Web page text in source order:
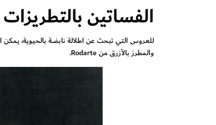
الفساتين بالتطريزات
للعروس التي تبحث عن اطلالة نابضة بالحيوية،
والمطرز بالأزرق من Rodarte.